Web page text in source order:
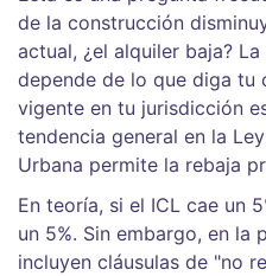
de la construcción
actual, ¿el alquiler baja?
depende de lo que diga
vigente en tu jurisdicción
tendencia general en la
Urbana permite la rebaja
En teoría, si el ICL cae un
un 5%. Sin embargo, en
incluyen cláusulas de "no